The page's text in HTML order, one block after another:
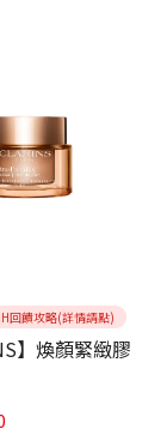
回饋攻略(詳情請點)
】煥顏緊緻膠